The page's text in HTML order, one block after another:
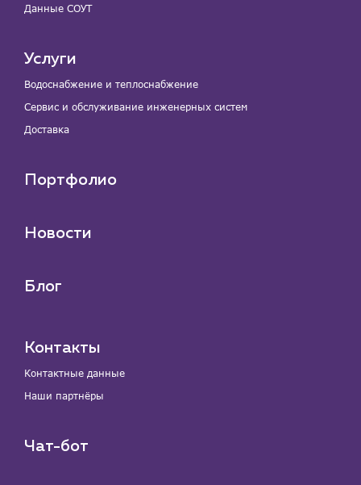
Данные СОУТ
Услуги
Водоснабжение и теплоснабжение
Сервис и обслуживание инженерных систем
Доставка
Портфолио
Новости
Блог
Контакты
Контактные данные
Наши партнёры
Чат-бот